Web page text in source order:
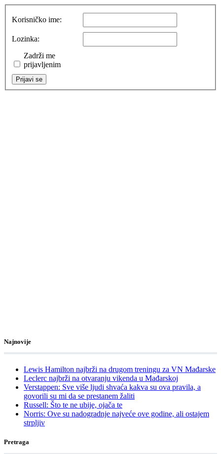
Korisničko ime:
Lozinka:
Zadrži me
prijavljenim
Prijavi se
Najnovije
Lewis Hamilton najbrži na drugom treningu za VN Mađarske
Leclerc najbrži na otvaranju vikenda u Mađarskoj
Verstappen: Sve više ljudi shvaća kakva su ova pravila, a
govorili su mi da se prestanem žaliti
Russell: Što te ne ubije, ojača te
Norris: Ove su nadogradnje najveće ove godine, ali ostajem
strpljiv
Pretraga